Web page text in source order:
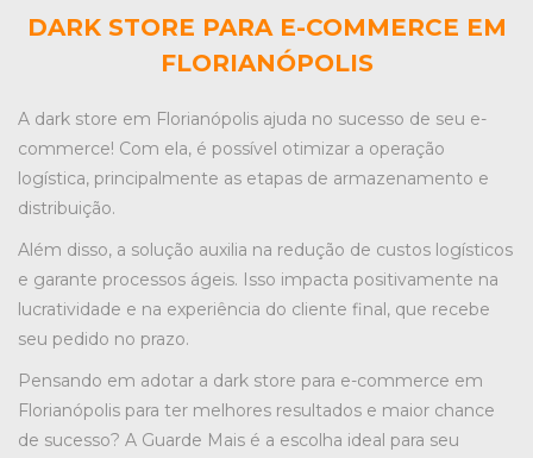
DARK STORE PARA E-COMMERCE EM
FLORIANÓPOLIS
A dark store em Florianópolis ajuda no sucesso de seu e-
commerce! Com ela, é possível otimizar a operação
logística, principalmente as etapas de armazenamento e
distribuição.
Além disso, a solução auxilia na redução de custos logísticos
e garante processos ágeis. Isso impacta positivamente na
lucratividade e na experiência do cliente final, que recebe
seu pedido no prazo.
Pensando em adotar a dark store para e-commerce em
Florianópolis para ter melhores resultados e maior chance
de sucesso? A Guarde Mais é a escolha ideal para seu